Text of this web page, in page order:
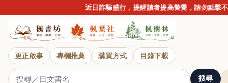
近日詐騙盛行，提醒讀者提高警覺，請勿點擊不
更正啟事 專欄推薦 購買方式 目錄下載
搜尋